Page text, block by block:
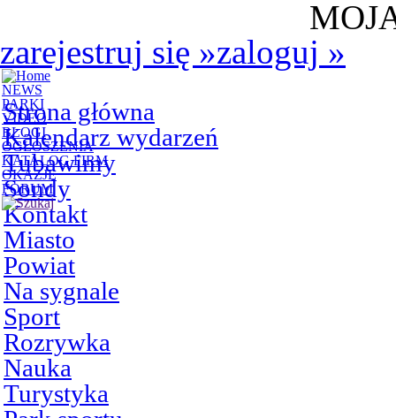
zarejestruj się »zaloguj »
NEWS
PARKI
VIDEO
BLOGI
OGŁOSZENIA
KATALOG FIRM
OKAZJE
FORUM
Strona główna
Kalendarz wydarzeń
Tubawimy
Sondy
Kontakt
Miasto
Powiat
Na sygnale
Sport
Rozrywka
Nauka
Turystyka